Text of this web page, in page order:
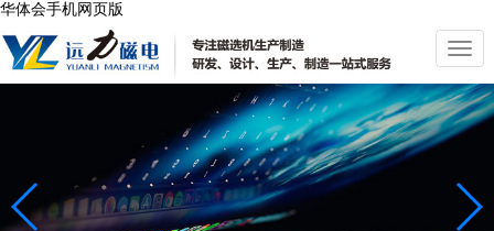
华体会手机网页版
切
换
导
航